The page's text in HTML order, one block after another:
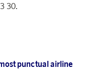
30.
punctual airline